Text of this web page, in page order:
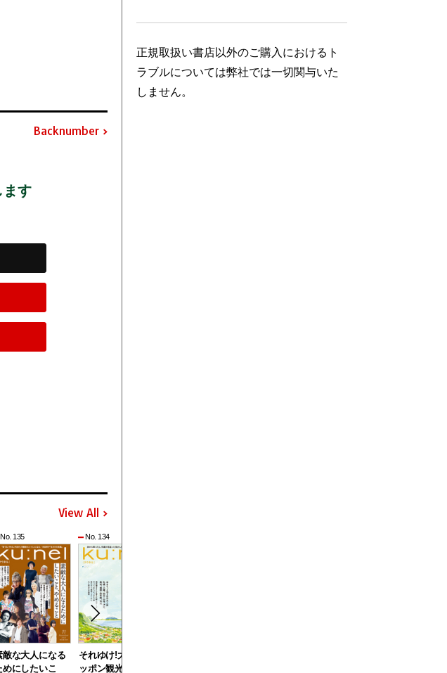
Backnumber
ます
View All
135
敵な大人になる
めにしたいこ
No. 134
それゆけ!大人のニ
ッポン観光
正規取扱い書店以外のご購入におけるト
ラブルについては弊社では一切関与いた
しません。